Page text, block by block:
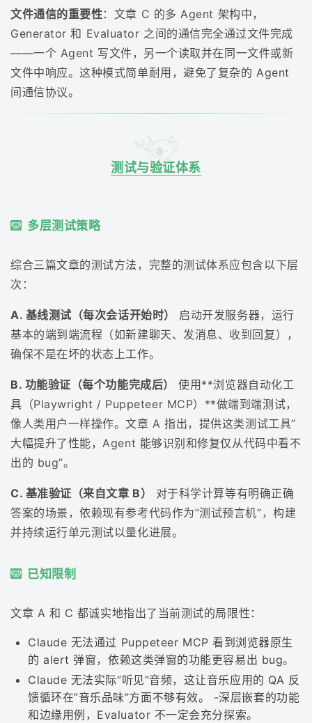
文件通信的重要性：文章 C 的多 Agent 架构中，
Generator 和 Evaluator 之间的通信完全通过文件完成
——一个 Agent 写文件，另一个读取并在同一文件或新
文件中响应。这种模式简单耐用，避免了复杂的 Agent
间通信协议。
测试与验证体系
多层测试策略
综合三篇文章的测试方法，完整的测试体系应包含以下层
次：
A. 基线测试（每次会话开始时）
启动开发服务器，运行
基本的端到端流程（如新建聊天、发消息、收到回复），
确保不是在坏的状态上工作。
B. 功能验证（每个功能完成后）
使用**浏览器自动化工
具（Playwright / Puppeteer MCP）**做端到端测试，
像人类用户一样操作。文章 A 指出，提供这类测试工具”
大幅提升了性能，Agent 能够识别和修复仅从代码中看不
出的 bug”。
C. 基准验证（来自文章 B）
对于科学计算等有明确正确
答案的场景，依赖现有参考代码作为”测试预言机”，构建
并持续运行单元测试以量化进展。
已知限制
文章 A 和 C 都诚实地指出了当前测试的局限性：
Claude 无法通过 Puppeteer MCP 看到浏览器原生
的 alert 弹窗，依赖这类弹窗的功能更容易出 bug。
Claude 无法实际”听见”音频，这让音乐应用的 QA 反
馈循环在”音乐品味”方面不够有效。 -深层嵌套的功能
和边缘用例，Evaluator 不一定会充分探索。